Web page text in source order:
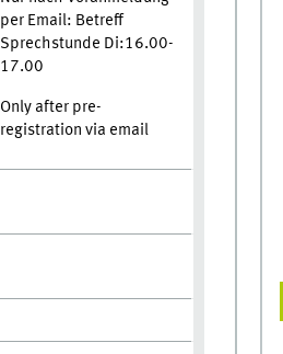
per Email: Betreff
Sprechstunde Di:16.00-
17.00
Only after pre-
registration via email